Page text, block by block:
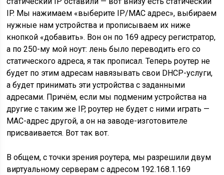
IP. Мы нажимаем «выберите IP/MAC адрес», выбираем
нужные нам устройства и прописываем их ниже
кнопкой «добавить». Вон он по 169 адресу регистратор,
а по 250-му мой ноут: лень было переводить его со
статического адреса, я так прописал. Теперь роутер не
будет по этим адресам навязывать свои DHCP-услуги,
а будет принимать эти устройства с заданными
адресами. Причём, если мы подменим устройства на
другие с таким же IP, роутер не будет с ними играть —
MAC-адрес другой, а он на заводе-изготовителе
присваивается. Вот так вот.
В общем, с точки зрения роутера, мы разрешили двум
виртуальному серверам с адресом 192.168.1.169